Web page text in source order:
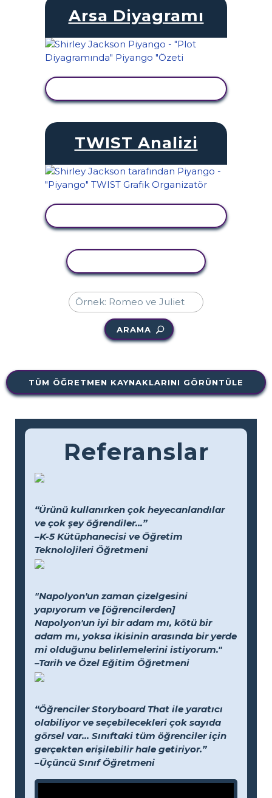
Arsa Diyagramı
TWIST Analizi
ARAMA
TÜM ÖĞRETMEN KAYNAKLARINI GÖRÜNTÜLE
Referanslar
“Ürünü kullanırken çok heyecanlandılar
ve çok şey öğrendiler...”
–K-5 Kütüphanecisi ve Öğretim
Teknolojileri Öğretmeni
"Napolyon'un zaman çizelgesini
yapıyorum ve [öğrencilerden]
Napolyon'un iyi bir adam mı, kötü bir
adam mı, yoksa ikisinin arasında bir yerde
mi olduğunu belirlemelerini istiyorum."
–Tarih ve Özel Eğitim Öğretmeni
“Öğrenciler Storyboard That ile yaratıcı
olabiliyor ve seçebilecekleri çok sayıda
görsel var... Sınıftaki tüm öğrenciler için
gerçekten erişilebilir hale getiriyor.”
–Üçüncü Sınıf Öğretmeni